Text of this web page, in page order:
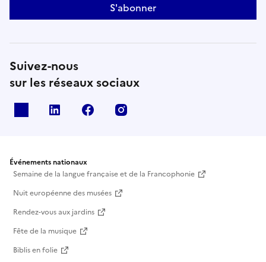
S'abonner
Suivez-nous
sur les réseaux sociaux
Linkedin Facebook
Événements nationaux
Semaine de la langue française et de la Francophonie
Nuit européenne des musées
Rendez-vous aux jardins
Fête de la musique
Biblis en folie